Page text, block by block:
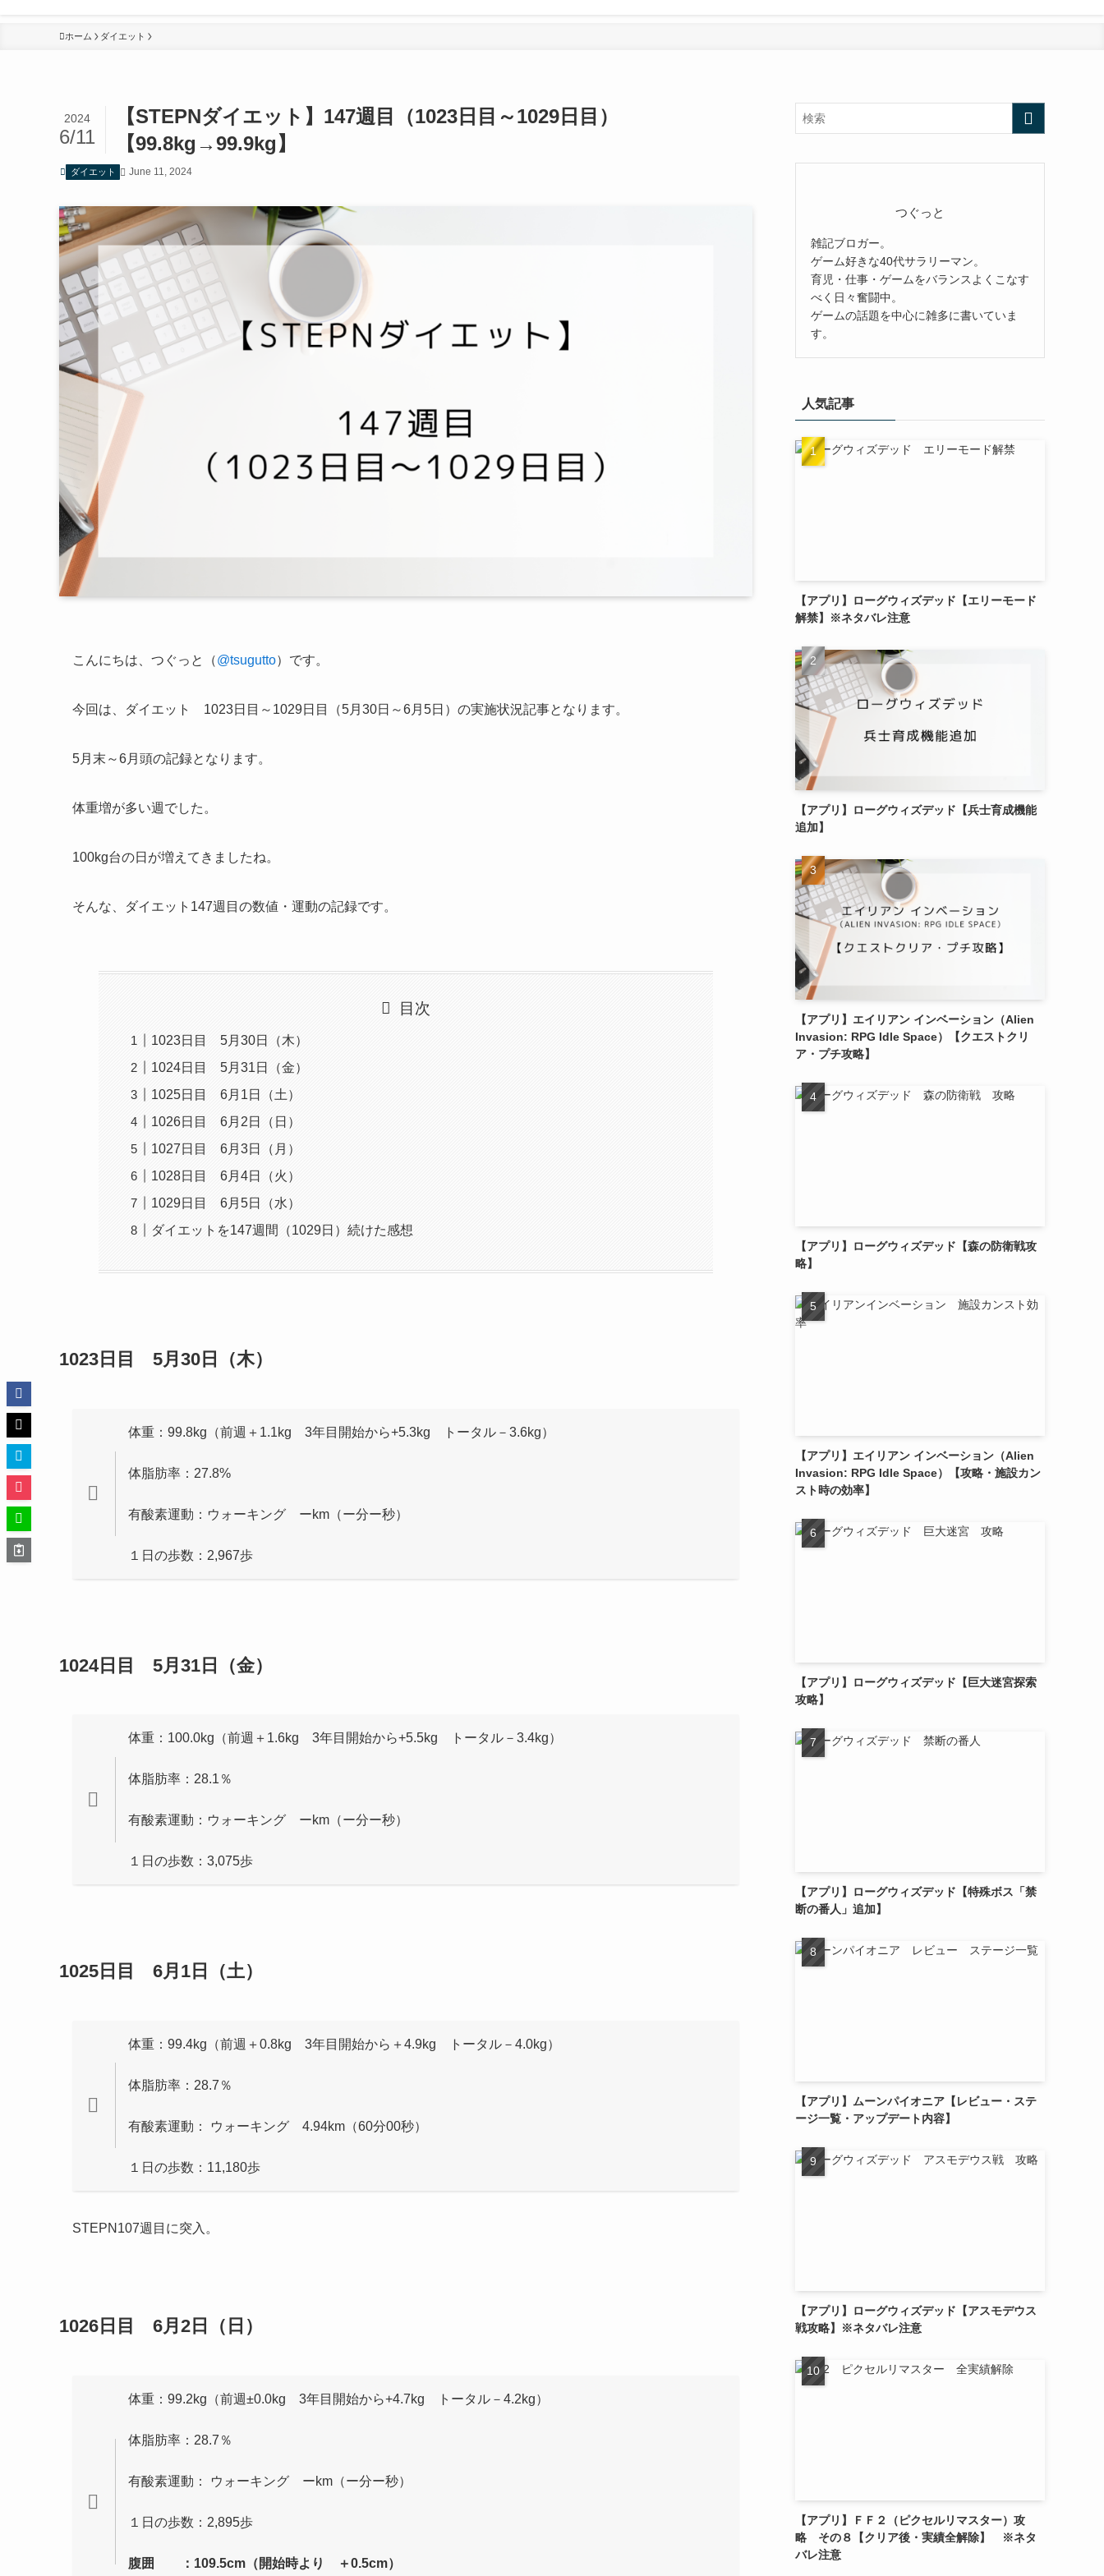
ホーム ダイエット
【STEPNダイエット】147週目（1023日目～1029日目）
【99.8kg→99.9kg】
2024
6/11
ダイエット June 11, 2024
こんにちは、つぐっと（@tsugutto）です。
今回は、ダイエット 1023日目～1029日目（5月30日～6月5日）の実施状況記事となります。
5月末～6月頭の記録となります。
体重増が多い週でした。
100kg台の日が増えてきましたね。
そんな、ダイエット147週目の数値・運動の記録です。
目次
1023日目 5月30日（木）
1024日目 5月31日（金）
1025日目 6月1日（土）
1026日目 6月2日（日）
1027日目 6月3日（月）
1028日目 6月4日（火）
1029日目 6月5日（水）
ダイエットを147週間（1029日）続けた感想
1023日目 5月30日（木）
体重：99.8kg（前週＋1.1kg 3年目開始から+5.3kg トータル－3.6kg）
体脂肪率：27.8%
有酸素運動：ウォーキング ーkm（ー分ー秒）
１日の歩数：2,967歩
1024日目 5月31日（金）
体重：100.0kg（前週＋1.6kg 3年目開始から+5.5kg トータル－3.4kg）
体脂肪率：28.1％
有酸素運動：ウォーキング ーkm（ー分ー秒）
１日の歩数：3,075歩
1025日目 6月1日（土）
体重：99.4kg（前週＋0.8kg 3年目開始から＋4.9kg トータル－4.0kg）
体脂肪率：28.7％
有酸素運動： ウォーキング 4.94km（60分00秒）
１日の歩数：11,180歩
STEPN107週目に突入。
1026日目 6月2日（日）
体重：99.2kg（前週±0.0kg 3年目開始から+4.7kg トータル－4.2kg）
体脂肪率：28.7％
有酸素運動： ウォーキング ーkm（ー分ー秒）
１日の歩数：2,895歩
腹囲 ：109.5cm（開始時より ＋0.5cm）
つぐっと
雑記ブロガー。
ゲーム好きな40代サラリーマン。
育児・仕事・ゲームをバランスよくこなす
べく日々奮闘中。
ゲームの話題を中心に雑多に書いていま
す。
人気記事
【アプリ】ローグウィズデッド【エリーモード
解禁】※ネタバレ注意
【アプリ】ローグウィズデッド【兵士育成機能
追加】
【アプリ】エイリアン インベーション（Alien
Invasion: RPG Idle Space）【クエストクリ
ア・プチ攻略】
【アプリ】ローグウィズデッド【森の防衛戦攻
略】
【アプリ】エイリアン インベーション（Alien
Invasion: RPG Idle Space）【攻略・施設カン
スト時の効率】
【アプリ】ローグウィズデッド【巨大迷宮探索
攻略】
【アプリ】ローグウィズデッド【特殊ボス「禁
断の番人」追加】
【アプリ】ムーンパイオニア【レビュー・ステ
ージ一覧・アップデート内容】
【アプリ】ローグウィズデッド【アスモデウス
戦攻略】※ネタバレ注意
【アプリ】ＦＦ２（ピクセルリマスター）攻
略 その８【クリア後・実績全解除】 ※ネタ
バレ注意